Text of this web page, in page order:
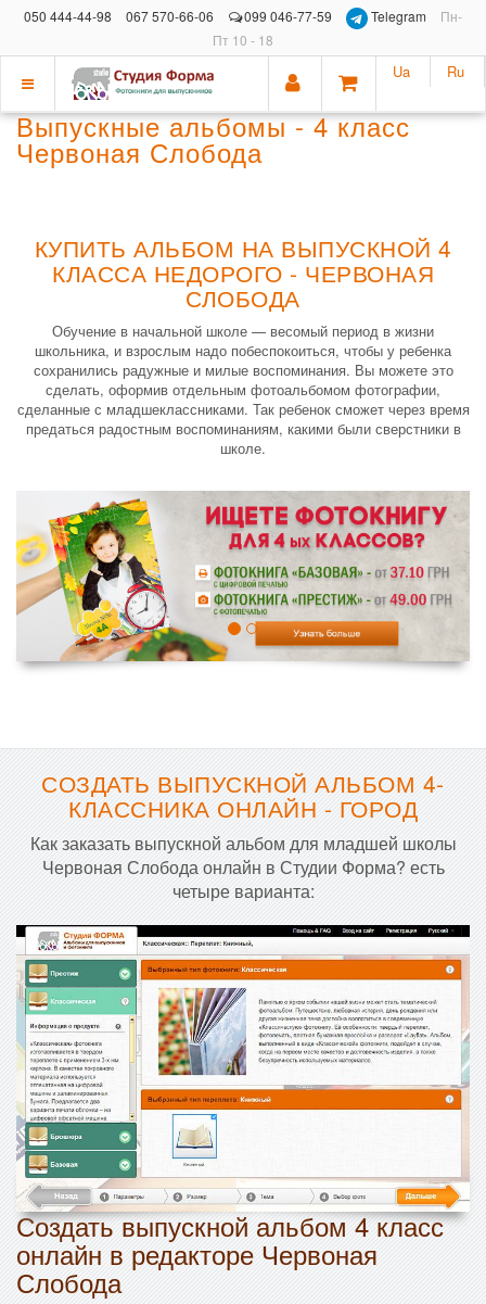
050 444-44-98 067 570-66-06 099 046-77-59 Telegram
Пн-
Пт 10 - 18
Показать
меню
Ua Ru
Выпускные альбомы - 4 класс
Червоная Слобода
КУПИТЬ АЛЬБОМ НА ВЫПУСКНОЙ 4
КЛАССА НЕДОРОГО - ЧЕРВОНАЯ
СЛОБОДА
Обучение в начальной школе — весомый период в жизни
школьника, и взрослым надо побеспокоиться, чтобы у ребенка
сохранились радужные и милые воспоминания. Вы можете это
сделать, оформив отдельным фотоальбомом фотографии,
сделанные с младшеклассниками. Так ребенок сможет через время
предаться радостным воспоминаниям, какими были сверстники в
школе.
СОЗДАТЬ ВЫПУСКНОЙ АЛЬБОМ 4-
КЛАССНИКА ОНЛАЙН - ГОРОД
Как заказать выпускной альбом для младшей школы
Червоная Слобода онлайн в Студии Форма? есть
четыре варианта:
Создать выпускной альбом 4 класс
онлайн в редакторе Червоная
Слобода